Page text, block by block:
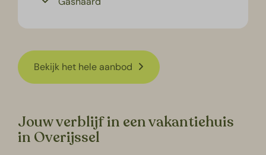
Bekijk het hele aanbod
Jouw verblijf in een vakantiehuis
in Overijssel